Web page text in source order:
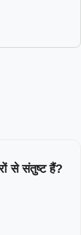
से संतुष्ट हैं?